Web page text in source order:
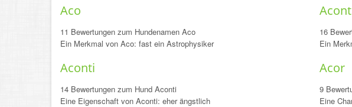
Aco
11 Bewertungen zum Hundenamen Aco
Ein Merkmal von Aco: fast ein Astrophysiker
Acont
16
Ein
Aconti
14 Bewertungen zum Hund Aconti
Eine Eigenschaft von Aconti: eher ängstlich
Acor
9
Eine